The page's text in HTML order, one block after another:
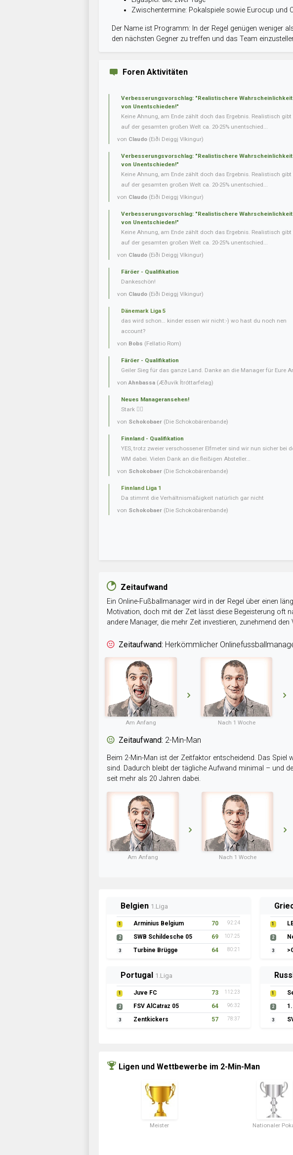
Zwischentermine: Pokalspiele sowie Eurocup und
Der Name ist Programm: In der Regel genügen weniger
den nächsten Gegner zu treffen und das Team
Foren Aktivitäten
Verbesserungsvorschlag: "Realistischere Wahrscheinlichkeit
von Unentschieden!"
Keine Ahnung, am Ende zählt doch das Ergebnis. Realistisch gibt
auf der gesamten großen Welt ca. 20-25% unentschied...
von Claudo (Eiði Deiggj Víkingur)
Verbesserungsvorschlag: "Realistischere Wahrscheinlichkeit
von Unentschieden!"
Keine Ahnung, am Ende zählt doch das Ergebnis. Realistisch gibt
auf der gesamten großen Welt ca. 20-25% unentschied...
von Claudo (Eiði Deiggj Víkingur)
Verbesserungsvorschlag: "Realistischere Wahrscheinlichkeit
von Unentschieden!"
Keine Ahnung, am Ende zählt doch das Ergebnis. Realistisch gibt
auf der gesamten großen Welt ca. 20-25% unentschied...
von Claudo (Eiði Deiggj Víkingur)
Färöer - Qualifikation
Dankeschön!
von Claudo (Eiði Deiggj Víkingur)
Dänemark Liga 5
das wird schon… kinder essen wir nicht:-) wo hast du noch nen
account?
von Bobs (Fellatio Rom)
Färöer - Qualifikation
Geiler Sieg für das ganze Land. Danke an die Manager für Eure
vonAhnbassa (Æðuvík Ítróttarfelag)
Neues Manageransehen!
Stark 👍🏼
von Schokobaer (Die Schokobärenbande)
Finnland - Qualifikation
YES, trotz zweier verschossener Elfmeter sind wir nun sicher bei
WM dabei. Vielen Dank an die fleißigen Absteller...
von Schokobaer (Die Schokobärenbande)
Finnland Liga 1
Da stimmt die Verhältnismäßigkeit natürlich gar nicht
von Schokobaer (Die Schokobärenbande)
Zeitaufwand
Ein Online-Fußballmanager wird in der Regel über einen
Motivation, doch mit der Zeit lässt diese Begeisterung oft
andere Manager, die mehr Zeit investieren, zunehmend
Zeitaufwand: Herkömmlicher
Am Anfang Nach 1 Woche
Zeitaufwand: 2-Min-Man
Beim 2-Min-Man ist der Zeitfaktor entscheidend. Das
sind. Dadurch bleibt der tägliche Aufwand minimal – und
seit mehr als 20 Jahren dabei.
Am Anfang Nach 1 Woche
Belgien 1.Liga
1 Arminius Belgium 70 92:24
2 SWB Schildesche 05 69 107:25
3 Turbine Brügge 64 80:21
1
2
3
Portugal 1.Liga
1 Juve FC 73 112:23
2 FSV AlCatraz 05 64 96:32
3 Zentkickers 57 78:37
1
2
3
Ligen und Wettbewerbe im 2-Min-Man
Meister Nationaler